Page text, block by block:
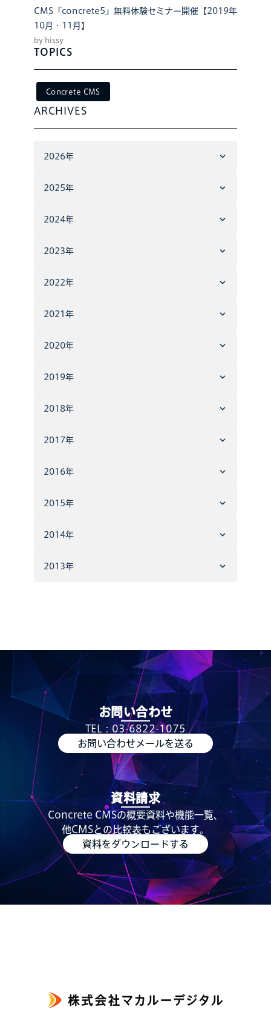
CMS『concrete5』無料体験セミナー開催【2019年
10月・11月】
by hissy
TOPICS
Concrete CMS
ARCHIVES
2026年
2025年
2024年
2023年
2022年
2021年
2020年
2019年
2018年
2017年
2016年
2015年
2014年
2013年
お問い合わせ
TEL：03-6822-1075
お問い合わせメールを送る
資料請求
Concrete CMSの概要資料や機能一覧、
他CMSとの比較表もございます。
資料をダウンロードする